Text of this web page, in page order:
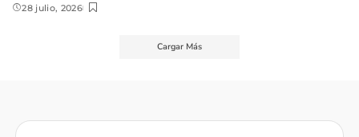
28 julio, 2026
Cargar Más